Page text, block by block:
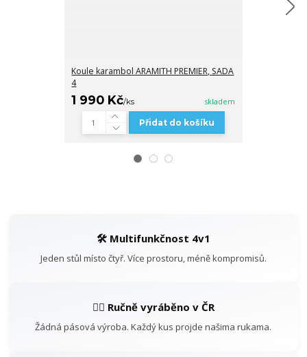
Koule karambol ARAMITH PREMIER, SADA
4
1 990 Kč/ks skladem
Přidat do košíku
🛠️ Multifunkčnost 4v1
Jeden stůl místo čtyř. Více prostoru, méně kompromisů.
👷‍♂️ Ručně vyráběno v ČR
Žádná pásová výroba. Každý kus projde našima rukama.